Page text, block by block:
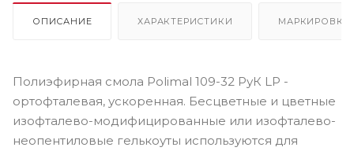
ОПИСАНИЕ ХАРАКТЕРИСТИКИ МАРКИРОВКА
Полиэфирная смола Polimal 109-32 РуК LP -
ортофталевая, ускоренная. Бесцветные и цветные
изофталево-модифицированные или изофталево-
неопентиловые гелькоуты используются для